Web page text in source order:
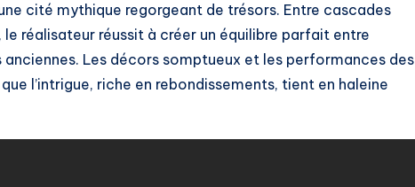
cité mythique regorgeant de trésors. Entre cascades
réalisateur réussit à créer un équilibre parfait entre
Les décors somptueux et les performances des
l’intrigue, riche en rebondissements, tient en haleine